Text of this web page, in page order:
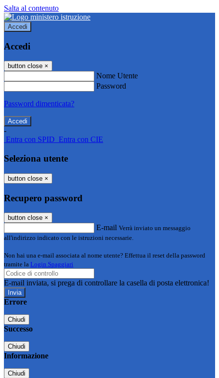
Salta al contenuto
Accedi
Accedi
button close ×
Nome Utente
Password
Password dimenticata?
-
Entra con SPID Entra con CIE
Seleziona utente
button close ×
Recupero password
button close ×
E-mail Verrà inviato un messaggio
all'indirizzo indicato con le istruzioni necessarie.
Non hai una e-mail associata al nome utente? Effettua il reset della password
tramite la Login Spaggiari
E-mail inviata, si prega di controllare la casella di posta elettronica!
Errore
Chiudi
Successo
Chiudi
Informazione
Chiudi